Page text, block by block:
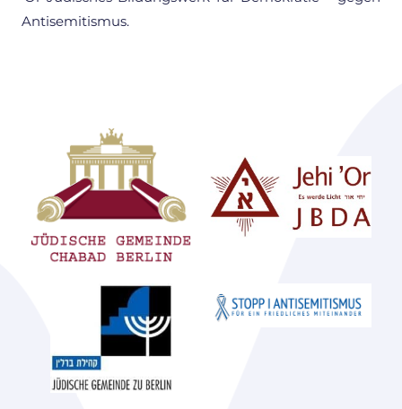
Antisemitismus.